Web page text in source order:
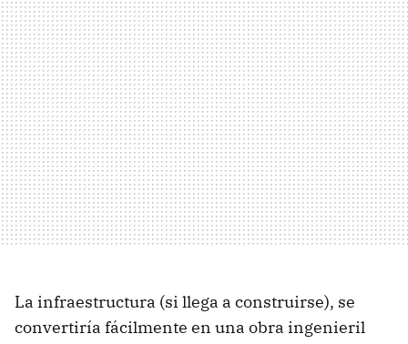
La infraestructura (si llega a construirse), se
convertiría fácilmente en una obra ingenieril